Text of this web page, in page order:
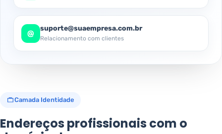
Camada Identidade
Endereços profissionais com o
@
suporte@suaempresa.com.br
Relacionamento com clientes